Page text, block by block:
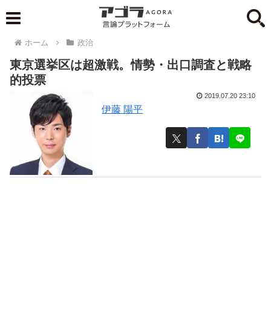
ホーム 政治
東京選挙区は超激戦。情勢・出口調査と戦略
的投票
伊藤 陽平
2019.07.20 23:10